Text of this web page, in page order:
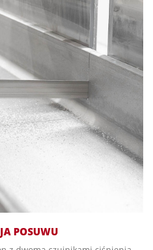
POSUWU